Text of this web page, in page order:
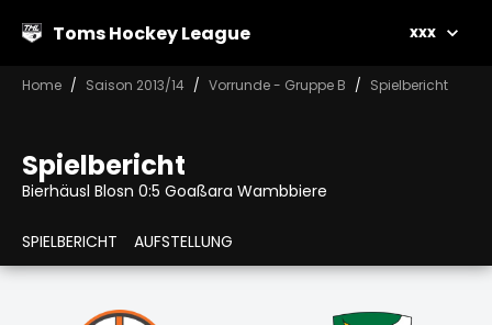
Toms Hockey League xxx
Home Saison 2013/14 Vorrunde - Gruppe B Spielbericht
Spielbericht
Bierhäusl Blosn 0:5 Goaßara Wambbiere
SPIELBERICHT AUFSTELLUNG